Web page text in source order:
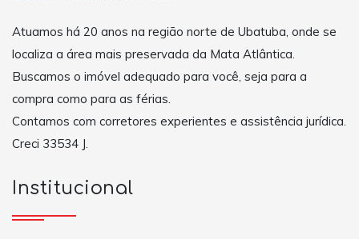
Atuamos há 20 anos na região norte de Ubatuba, onde se
localiza a área mais preservada da Mata Atlântica.
Buscamos o imóvel adequado para você, seja para a
compra como para as férias.
Contamos com corretores experientes e assistência jurídica.
Creci 33534 J.
Institucional